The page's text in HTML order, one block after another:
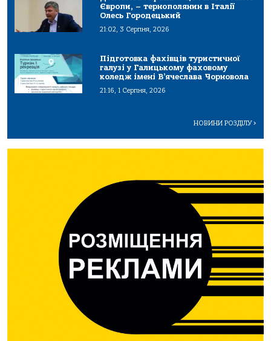
Європи, – тернополянин в Італії
Олесь Городецький
21:02, 3 Серпня, 2026
Підготовка фахівців туристичної
галузі у Галицькому фаховому
коледж імені В’ячеслава Чорновола
21:16, 1 Серпня, 2026
НОВИНИ РОЗДІЛУ>